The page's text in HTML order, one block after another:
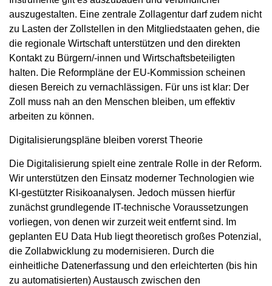
auszugestalten. Eine zentrale Zollagentur darf zudem nicht
zu Lasten der Zollstellen in den Mitgliedstaaten gehen, die
die regionale Wirtschaft unterstützen und den direkten
Kontakt zu Bürgern/-innen und Wirtschaftsbeteiligten
halten. Die Reformpläne der EU-Kommission scheinen
diesen Bereich zu vernachlässigen. Für uns ist klar: Der
Zoll muss nah an den Menschen bleiben, um effektiv
arbeiten zu können.
Digitalisierungspläne bleiben vorerst Theorie
Die Digitalisierung spielt eine zentrale Rolle in der Reform.
Wir unterstützen den Einsatz moderner Technologien wie
KI-gestützter Risikoanalysen. Jedoch müssen hierfür
zunächst grundlegende IT-technische Voraussetzungen
vorliegen, von denen wir zurzeit weit entfernt sind. Im
geplanten EU Data Hub liegt theoretisch großes Potenzial,
die Zollabwicklung zu modernisieren. Durch die
einheitliche Datenerfassung und den erleichterten (bis hin
zu automatisierten) Austausch zwischen den